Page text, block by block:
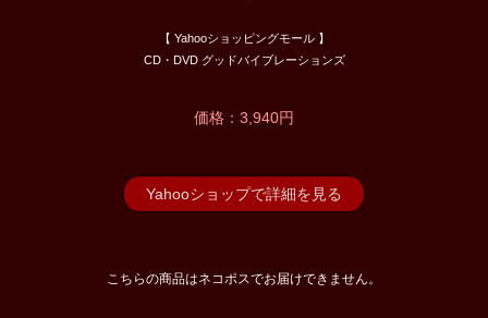
【 Yahooショッピングモール 】
CD・DVD グッドバイブレーションズ
価格：3,940円
Yahooショップで詳細を見る
こちらの商品はネコポスでお届けできません。